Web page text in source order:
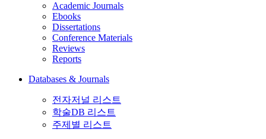
Academic Journals
Ebooks
Dissertations
Conference Materials
Reviews
Reports
Databases & Journals
전자저널 리스트
학술DB 리스트
주제별 리스트